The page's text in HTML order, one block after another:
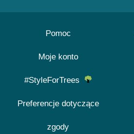
Pomoc
Moje konto
#StyleForTrees
Preferencje dotyczące
zgody